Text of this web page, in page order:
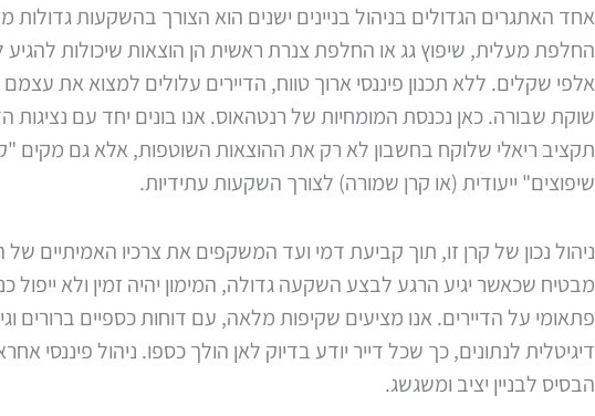
אחד האתגרים הגדולים בניהול בניינים ישנים הוא הצורך בהשקעות
החלפת מעלית, שיפוץ גג או החלפת צנרת ראשית הן הוצאות שיכולות
אלפי שקלים. ללא תכנון פיננסי ארוך טווח, הדיירים עלולים למצוא את עצמם
שוקת שבורה. כאן נכנסת המומחיות של רנטהאוס. אנו בונים יחד עם נציגות
תקציב ריאלי שלוקח בחשבון לא רק את ההוצאות השוטפות, אלא גם מקים
שיפוצים" ייעודית (או קרן שמורה) לצורך השקעות עתידיות.
ניהול נכון של קרן זו, תוך קביעת דמי ועד המשקפים את צרכיו האמיתיים של
מבטיח שכאשר יגיע הרגע לבצע השקעה גדולה, המימון יהיה זמין ולא ייפול
פתאומי על הדיירים. אנו מציעים שקיפות מלאה, עם דוחות כספיים ברורים
דיגיטלית לנתונים, כך שכל דייר יודע בדיוק לאן הולך כספו. ניהול פיננסי
הבסיס לבניין יציב ומשגשג.